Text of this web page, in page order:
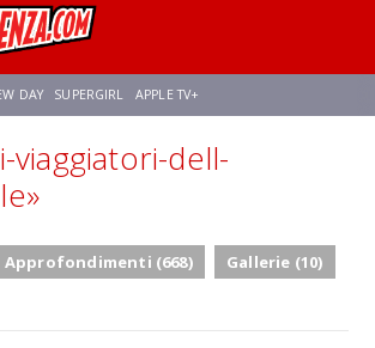
DAY SUPERGIRL APPLE TV+
ZENDAYA STAR TREK AVENGERS: DOOMSDAY
TREK: STRANGE NEW WORLDS
viaggiatori-dell-
Approfondimenti (668) Gallerie (10)